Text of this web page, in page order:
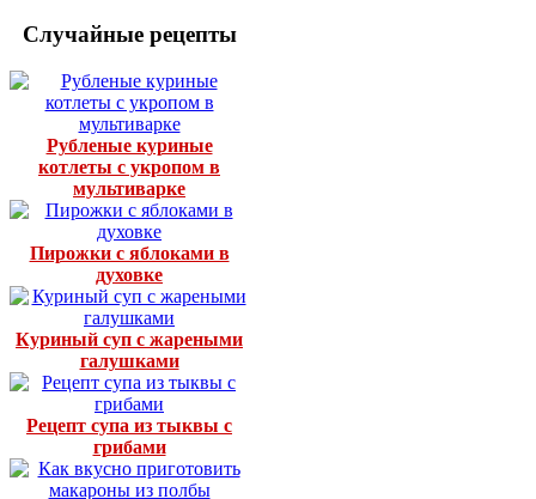
Случайные рецепты
Рубленые куриные
котлеты с укропом в
мультиварке
Пирожки с яблоками в
духовке
Куриный суп с жареными
галушками
Рецепт супа из тыквы с
грибами